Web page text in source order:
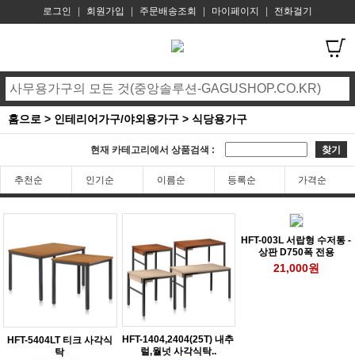
로그인 회원가입 주문배송조회 마이페이지 전화걸기
홈으로 > 인테리어가구/야외용가구 > 식당용가구
현재 카테고리에서 상품검색 : 찾기
추천순 인기순 이름순 등록순 가격순
HFT-5404LT 티크 사각식
탁
HFT-1404,2404(25T) 내추
럴,월넛 사각식탁..
HFT-003L 서랍형 수저통 -
상판 D750폭 전용
21,000원